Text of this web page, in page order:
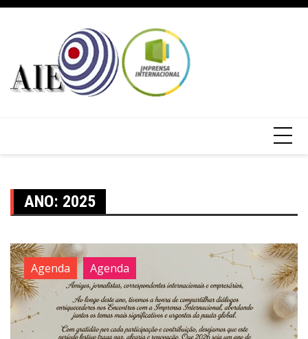
ANO: 2025
Agenda Agenda